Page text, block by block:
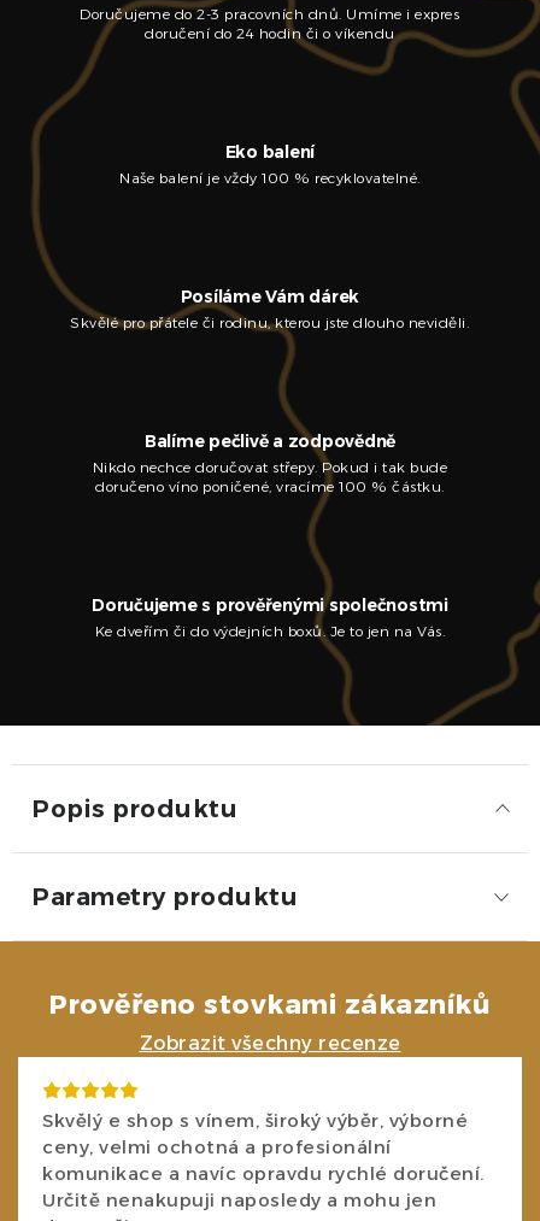
Doručujeme do 2-3 pracovních dnů. Umíme i expres
doručení do 24 hodin či o víkendu
Eko balení
Naše balení je vždy 100 % recyklovatelné.
Posíláme Vám dárek
Skvělé pro přátele či rodinu, kterou jste dlouho neviděli.
Balíme pečlivě a zodpovědně
Nikdo nechce doručovat střepy. Pokud i tak bude
doručeno víno poničené, vracíme 100 % částku.
Doručujeme s prověřenými společnostmi
Ke dveřím či do výdejních boxů. Je to jen na Vás.
Popis produktu
Parametry produktu
Prověřeno stovkami zákazníků
Zobrazit všechny recenze
Skvělý e shop s vínem, široký výběr, výborné
ceny, velmi ochotná a profesionální
komunikace a navíc opravdu rychlé doručení.
Určitě nenakupuji naposledy a mohu jen